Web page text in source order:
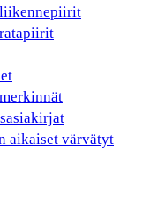
aikaiset värvätyt